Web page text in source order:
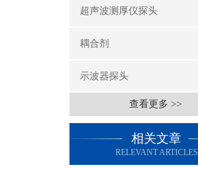
超声波测厚仪探头
耦合剂
示波器探头
查看更多 >>
相关文章
RELEVANT ARTICLES